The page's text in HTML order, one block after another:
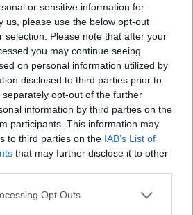
or sensitive information for
us, please use the below opt-out
selection. Please note that after your
you may continue seeing
on personal information utilized by
disclosed to third parties prior to
opt-out of the further
information by third parties on the
participants. This information may
to third parties on the IAB’s List of
that may further disclose it to other
Opt Outs